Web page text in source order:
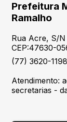
Prefeitura
Ramalho
Rua Acre, S/
CEP:47630-
(77) 3620-1198
Atendimento:
secretarias -